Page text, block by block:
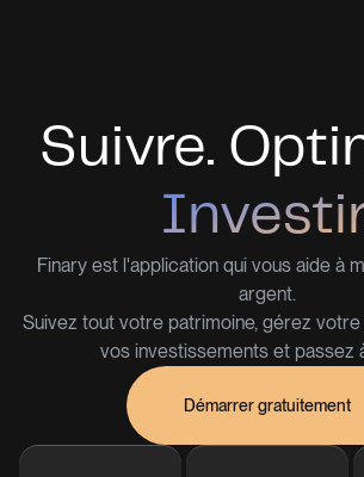
Suivre.
Finary est l'application qui vous aide à
argent.
Suivez tout votre patrimoine, gérez
vos investissements et passez
Démarrer gratuitement